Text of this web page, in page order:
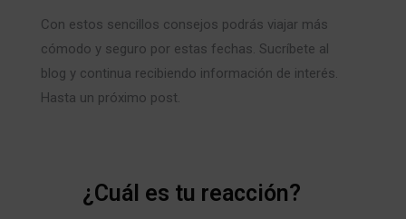
Con estos sencillos consejos podrás viajar más
cómodo y seguro por estas fechas. Sucríbete al
blog y continua recibiendo información de interés.
Hasta un próximo post.
¿Cuál es tu reacción?